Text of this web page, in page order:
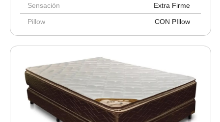
Sensación Extra Firme
Pillow CON PIllow